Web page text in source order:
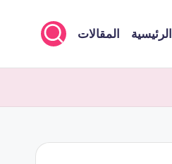
الرئيسية المقالات